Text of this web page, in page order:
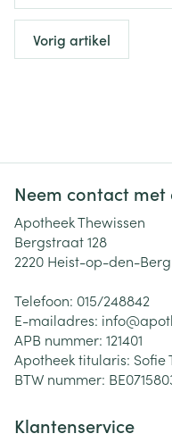
Vorig artikel
Neem contact met
Apotheek Thewissen
Bergstraat 128
2220 Heist-op-den-Berg
Telefoon: 015/248842
E-mailadres: info@
APB nummer: 121401
Apotheek titularis: Sofie
BTW nummer:
Klantenservice